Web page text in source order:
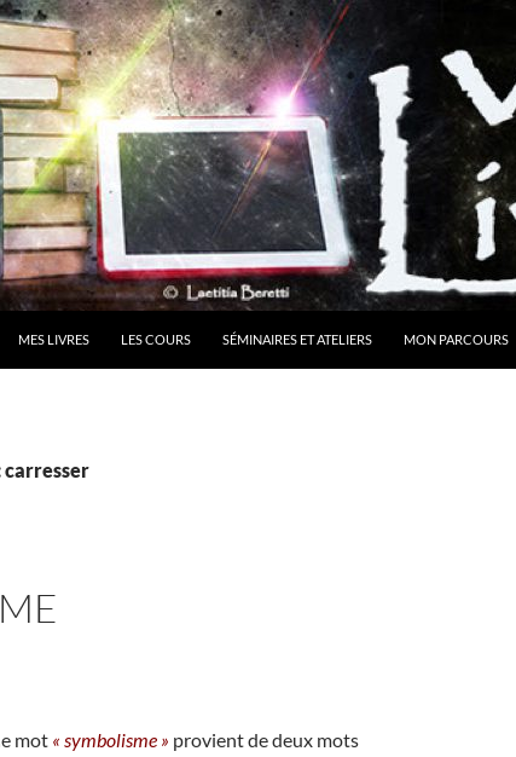
MES LIVRES LES COURS SÉMINAIRES ET ATELIERS MON PARCOURS
carresser
e mot « symbolisme » provient de deux mots